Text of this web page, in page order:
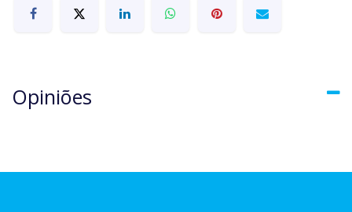
Opiniões